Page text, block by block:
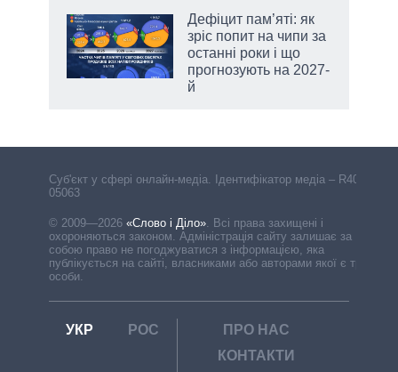
Дефіцит пам’яті: як
зріс попит на чипи за
останні роки і що
прогнозують на 2027-
й
Cуб'єкт у сфері онлайн-медіа. Ідентифікатор медіа – R40-
05063
© 2009—2026 «Слово і Діло». Всі права захищені і
охороняються законом. Адміністрація сайту залишає за
собою право не погоджуватися з інформацією, яка
публікується на сайті, власниками або авторами якої є треті
особи.
УКР РОС
ПРО НАС
КОНТАКТИ